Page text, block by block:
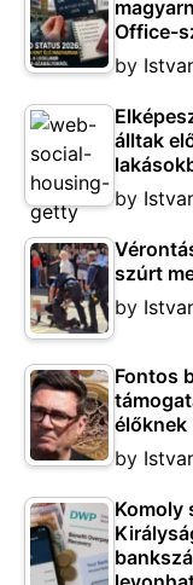
Office-
by
álltak
by
szúrt
by
Fontos
élőknek
by
Komoly